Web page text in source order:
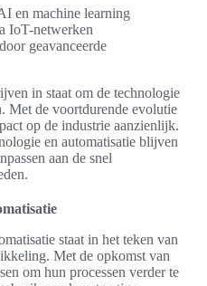
en machine learning
IoT-netwerken
geavanceerde
in staat om de technologie
Met de voortdurende evolutie
op de industrie aanzienlijk.
en automatisatie blijven
aan de snel
staat in het teken van
Met de opkomst van
om hun processen verder te